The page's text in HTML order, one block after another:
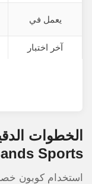
يعمل في
آخر اختبار
Sports
استخدام كوبون